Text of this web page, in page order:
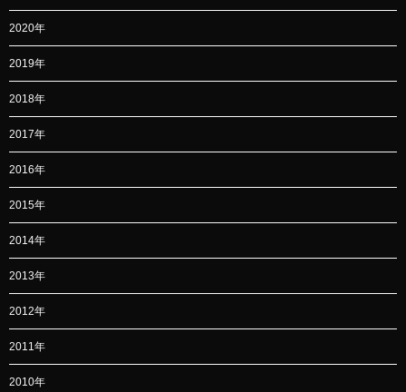
2020年
2019年
2018年
2017年
2016年
2015年
2014年
2013年
2012年
2011年
2010年